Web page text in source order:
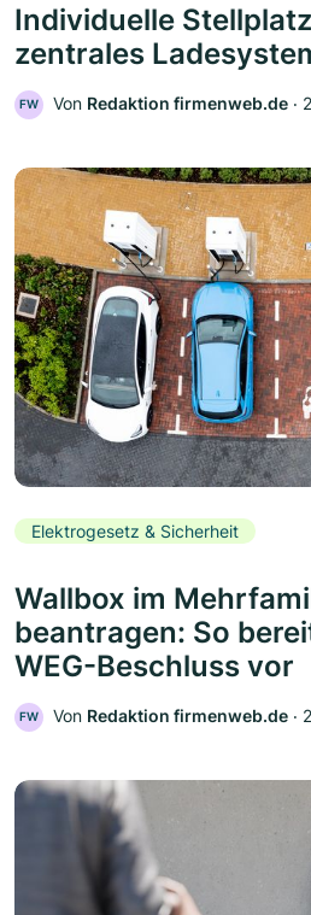
Individuelle
zentrales
FW Von Redaktion firmenweb.de ‧
Elektrogesetz & Sicherheit
Wallbox im
beantragen: So
WEG-Beschluss vor
FW Von Redaktion firmenweb.de ‧